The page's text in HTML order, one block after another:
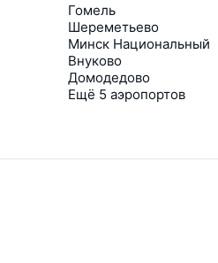
Гомель
Шереметьево
Минск Национальный
Внуково
Домодедово
Ещё 5 аэропортов